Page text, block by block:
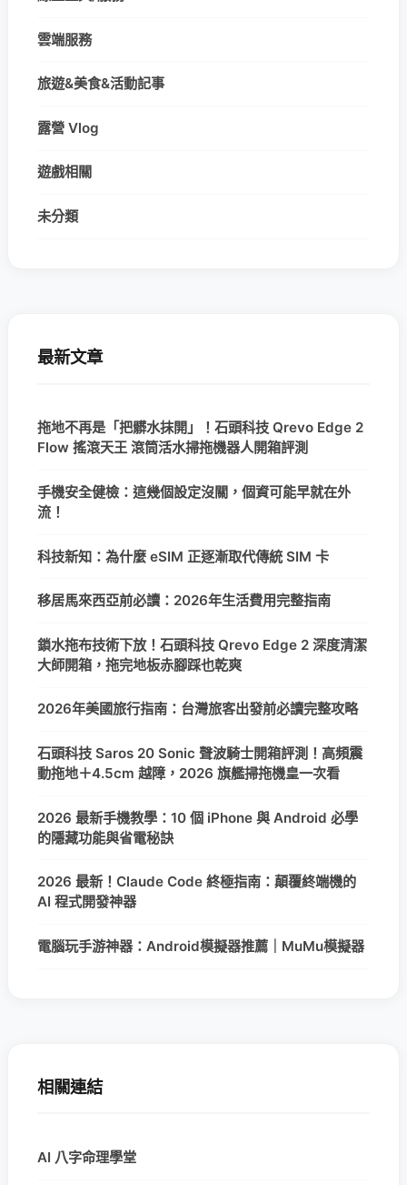
雲端服務
旅遊&美食&活動記事
露營 Vlog
遊戲相關
未分類
最新文章
拖地不再是「把髒水抹開」！石頭科技 Qrevo Edge 2
Flow 搖滾天王 滾筒活水掃拖機器人開箱評測
手機安全健檢：這幾個設定沒關，個資可能早就在外
流！
科技新知：為什麼 eSIM 正逐漸取代傳統 SIM 卡
移居馬來西亞前必讀：2026年生活費用完整指南
鎖水拖布技術下放！石頭科技 Qrevo Edge 2 深度清潔
大師開箱，拖完地板赤腳踩也乾爽
2026年美國旅行指南：台灣旅客出發前必讀完整攻略
石頭科技 Saros 20 Sonic 聲波騎士開箱評測！高頻震
動拖地＋4.5cm 越障，2026 旗艦掃拖機皇一次看
2026 最新手機教學：10 個 iPhone 與 Android 必學
的隱藏功能與省電秘訣
2026 最新！Claude Code 終極指南：顛覆終端機的
AI 程式開發神器
電腦玩手游神器：Android模擬器推薦｜MuMu模擬器
相關連結
AI 八字命理學堂